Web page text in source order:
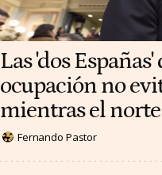
Las 'dos
ocupación no
mientras el
Fernando Pastor